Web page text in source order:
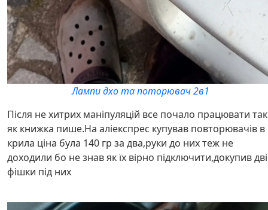
Лампи дхо та поторювач 2в1
Після не хитрих маніпуляцій все почало працювати так
як книжка пише.На аліекспрес купував повторювачів в
крила ціна була 140 гр за два,руки до них теж не
доходили бо не знав як їх вірно підключити,докупив дві
фішки під них